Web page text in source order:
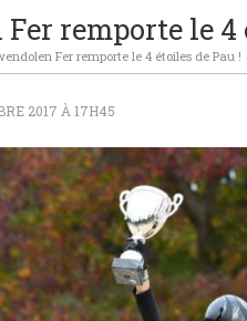
remporte le 4
Fer remporte le 4 étoiles de Pau !
2017 À 17H45